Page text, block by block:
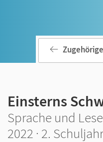
Einsterns
Sprache und
2022 · 2.